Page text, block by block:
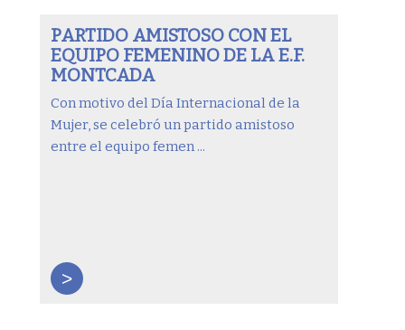
PARTIDO AMISTOSO CON EL
EQUIPO FEMENINO DE LA E.F.
MONTCADA
Con motivo del Día Internacional de la
Mujer, se celebró un partido amistoso
entre el equipo femen ...
>